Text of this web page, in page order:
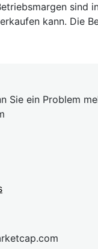
sind
kann. Die
Sie ein Problem